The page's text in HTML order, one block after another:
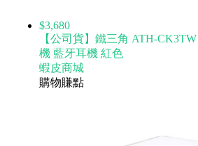
$3,680
【公司貨】鐵三角 ATH-
機 藍牙耳機 紅色
蝦皮商城
購物賺點